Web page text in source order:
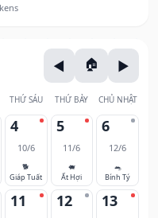
THỨ SÁU THỨ BẢY CHỦ NHẬT
4
10/6
🐕
Giáp Tuất
5
11/6
🐖
Ất Hợi
6
12/6
🐀
Bính Tý
11 12 13